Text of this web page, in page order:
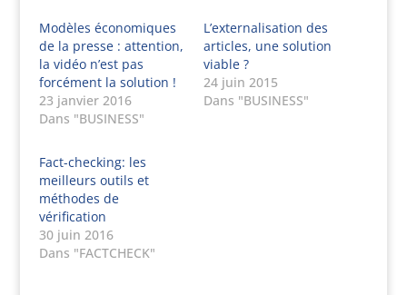
Modèles économiques
de la presse : attention,
la vidéo n’est pas
forcément la solution !
23 janvier 2016
Dans "BUSINESS"
L’externalisation des
articles, une solution
viable ?
24 juin 2015
Dans "BUSINESS"
Fact-checking: les
meilleurs outils et
méthodes de
vérification
30 juin 2016
Dans "FACTCHECK"